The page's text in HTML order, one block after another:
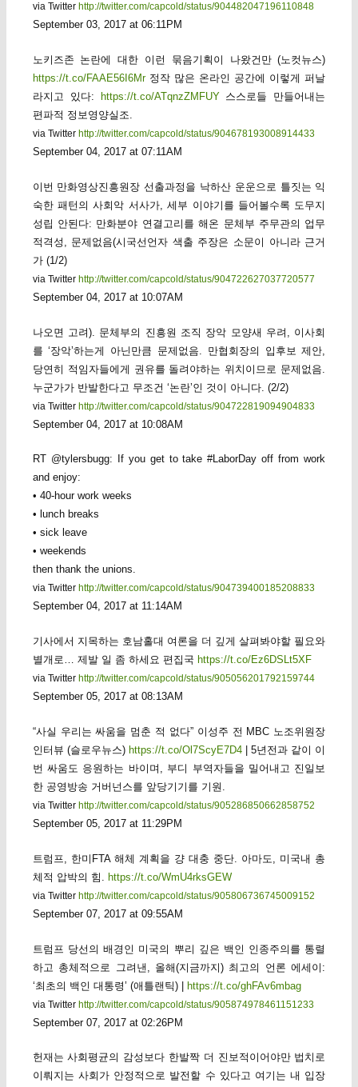
via Twitter http://twitter.com/capcold/status/904482047196110848
September 03, 2017 at 06:11PM
노키즈존 논란에 대한 이런 묶음기획이 나왔건만 (노컷뉴스)
https://t.co/FAAE56I6Mr정작 많은 온라인 공간에 이렇게 퍼날
라지고 있다:
https://t.co/ATqnzZMFUY스스로들 만들어내는
편파적 정보영양실조.
via Twitter http://twitter.com/capcold/status/904678193008914433
September 04, 2017 at 07:11AM
이번 만화영상진흥원장 선출과정을 낙하산 운운으로 틀짓는 익
숙한 패턴의 사회악 서사가, 세부 이야기를 들어볼수록 도무지
성립 안된다: 만화분야 연결고리를 해온 문체부 주무관의 업무
적격성, 문제없음(시국선언자 색출 주장은 소문이 아니라 근거
가 (1/2)
via Twitter http://twitter.com/capcold/status/904722627037720577
September 04, 2017 at 10:07AM
나오면 고려). 문체부의 진흥원 조직 장악 모양새 우려, 이사회
를 ‘장악’하는게 아닌만큼 문제없음. 만협회장의 입후보 제안,
당연히 적임자들에게 권유를 돌려야하는 위치이므로 문제없음.
누군가가 반발한다고 무조건 ‘논란’인 것이 아니다. (2/2)
via Twitter http://twitter.com/capcold/status/904722819094904833
September 04, 2017 at 10:08AM
RT @tylersbugg: If you get to take #LaborDay off from work
and enjoy:
• 40-hour work weeks
• lunch breaks
• sick leave
• weekends
then thank the unions.
via Twitter http://twitter.com/capcold/status/904739400185208833
September 04, 2017 at 11:14AM
기사에서 지목하는 호남홀대 여론을 더 깊게 살펴봐야할 필요와
별개로… 제발 일 좀 하세요 편집국 https://t.co/Ez6DSLt5XF
via Twitter http://twitter.com/capcold/status/905056201792159744
September 05, 2017 at 08:13AM
“사실 우리는 싸움을 멈춘 적 없다” 이성주 전 MBC 노조위원장
인터뷰 (슬로우뉴스) https://t.co/Ol7ScyE7D4| 5년전과 같이 이
번 싸움도 응원하는 바이며, 부디 부역자들을 밀어내고 진일보
한 공영방송 거버넌스를 앞당기기를 기원.
via Twitter http://twitter.com/capcold/status/905286850662858752
September 05, 2017 at 11:29PM
트럼프, 한미FTA 해체 계획을 걍 대충 중단. 아마도, 미국내 총
체적 압박의 힘. https://t.co/WmU4rksGEW
via Twitter http://twitter.com/capcold/status/905806736745009152
September 07, 2017 at 09:55AM
트럼프 당선의 배경인 미국의 뿌리 깊은 백인 인종주의를 통렬
하고 총체적으로 그려낸, 올해(지금까지) 최고의 언론 에세이:
‘최초의 백인 대통령’ (애틀랜틱) | https://t.co/ghFAv6mbag
via Twitter http://twitter.com/capcold/status/905874978461151233
September 07, 2017 at 02:26PM
헌재는 사회평균의 감성보다 한발짝 더 진보적이어야만 법치로
이뤄지는 사회가 안정적으로 발전할 수 있다고 여기는 내 입장